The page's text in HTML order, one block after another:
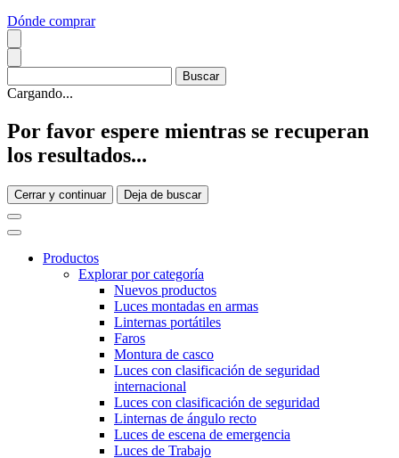
Dónde comprar
Cargando...
Por favor espere mientras se recuperan
los resultados...
Cerrar y continuar Deja de buscar
Productos
Explorar por categoría
Nuevos productos
Luces montadas en armas
Linternas portátiles
Faros
Montura de casco
Luces con clasificación de seguridad
internacional
Luces con clasificación de seguridad
Linternas de ángulo recto
Luces de escena de emergencia
Luces de Trabajo